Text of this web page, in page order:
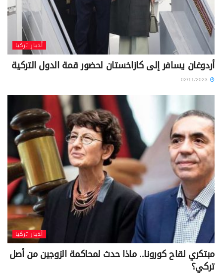
أخبار تركيا
أردوغان يسافر إلى كازاخستان لحضور قمة الدول التركية
أخبار تركيا
مبتكري لقاح كورونا.. ماذا حدث لمحاكمة الزوجين من أصل
تركي؟